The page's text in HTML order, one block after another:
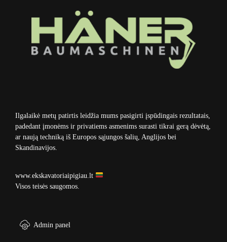
Ilgalaikė metų patirtis leidžia mums pasigirti įspūdingais rezultatais,
padedant įmonėms ir privatiems asmenims surasti tikrai gerą dėvėtą,
ar naują techniką iš Europos sąjungos šalių, Anglijos bei
Skandinavijos.
www.ekskavatoriaipigiau.lt
Visos teisės saugomos.
Admin panel